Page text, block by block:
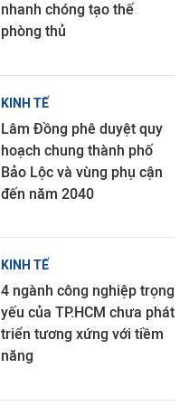
nhanh chóng tạo thế
phòng thủ
KINH TẾ
Lâm Đồng phê duyệt quy
hoạch chung thành phố
Bảo Lộc và vùng phụ cận
đến năm 2040
KINH TẾ
4 ngành công nghiệp trọng
yếu của TP.HCM chưa phát
triển tương xứng với tiềm
năng